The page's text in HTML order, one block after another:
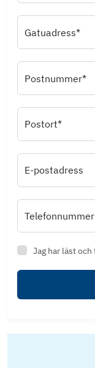
Gatuadress*
Postnummer*
Postort*
E-postadress
Telefonnummer
Jag har läst